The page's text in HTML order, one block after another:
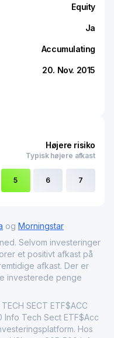
Equity
Ja
Accumulating
20. Nov. 2015
Højere risiko
Typisk højere afkast
5 6 7
og Morningstar
Selvom investeringer
et positivt afkast på
afkast. Der er
investerede penge
SECT ETF$ACC
Info Tech Sect ETF$Acc
Hos